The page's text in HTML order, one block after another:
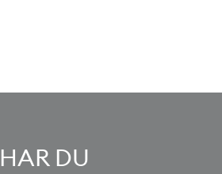
HAR DU